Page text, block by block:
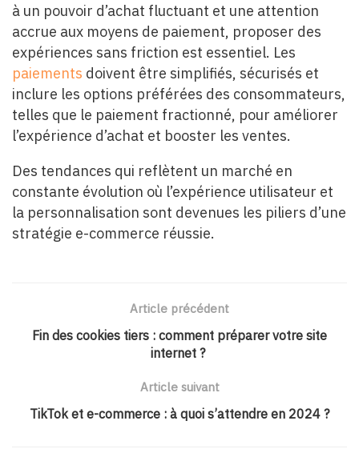
à un pouvoir d’achat fluctuant et une attention
accrue aux moyens de paiement, proposer des
expériences sans friction est essentiel. Les
paiements doivent être simplifiés, sécurisés et
inclure les options préférées des consommateurs,
telles que le paiement fractionné, pour améliorer
l’expérience d’achat et booster les ventes.
Des tendances qui reflètent un marché en
constante évolution où l’expérience utilisateur et
la personnalisation sont devenues les piliers d’une
stratégie e-commerce réussie.
Article précédent
Fin des cookies tiers : comment préparer votre site
internet ?
Article suivant
TikTok et e-commerce : à quoi s’attendre en 2024 ?